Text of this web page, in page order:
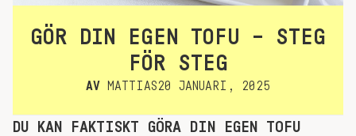
GÖR DIN EGEN TOFU – STEG
FÖR STEG
AV MATTIAS20 JANUARI, 2025
DU KAN FAKTISKT GÖRA DIN EGEN TOFU